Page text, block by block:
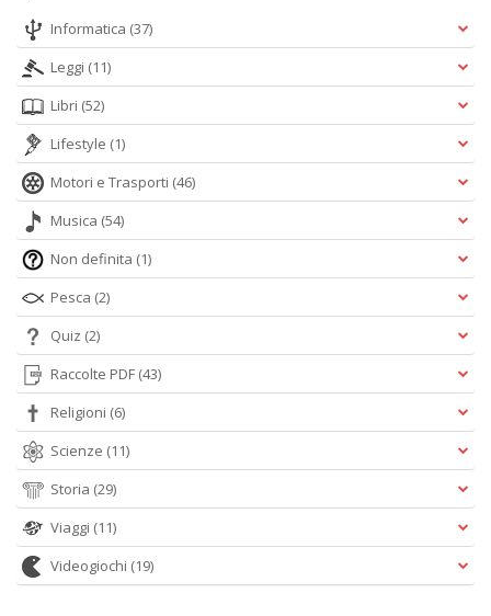
Informatica (37)
Leggi (11)
Libri (52)
Lifestyle (1)
Motori e Trasporti (46)
Musica (54)
Non definita (1)
Pesca (2)
Quiz (2)
Raccolte PDF (43)
Religioni (6)
Scienze (11)
Storia (29)
Viaggi (11)
Videogiochi (19)